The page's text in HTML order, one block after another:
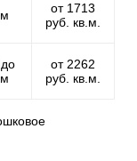
от 1713
руб. кв.м.
от 2262
руб. кв.м.